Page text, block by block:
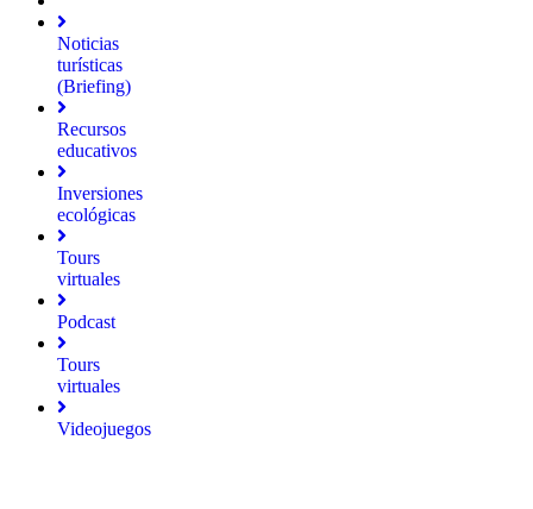
Noticias
turísticas
(Briefing)
Recursos
educativos
Inversiones
ecológicas
Tours
virtuales
Podcast
Tours
virtuales
Videojuegos